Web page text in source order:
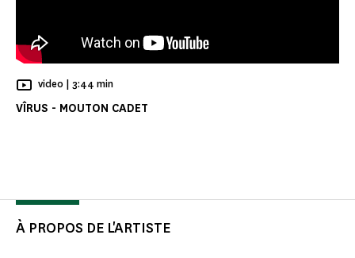
VÎRUS - MOUTON CADET
video | Temps de Lecture
3:44 min
À PROPOS DE L'ARTISTE